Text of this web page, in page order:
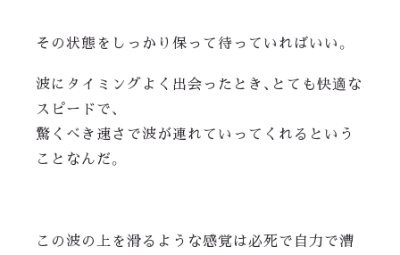
その状態をしっかり保って待っていればいい。
波にタイミングよく出会ったとき、とても快適な
スピードで、
驚くべき速さで波が連れていってくれるという
ことなんだ。
この波の上を滑るような感覚は必死で自力で漕